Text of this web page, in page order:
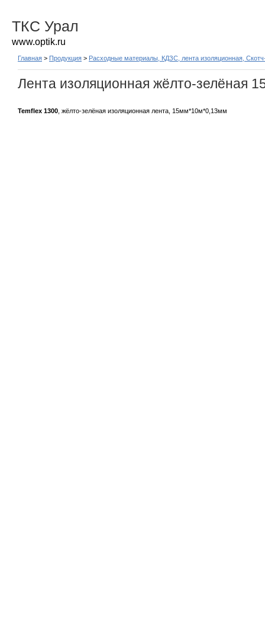
ТКС Урал
www.optik.ru
Главная > Продукция > Расходные материалы, КДЗС, лента изоляционная,
Лента изоляционная жёлто-зелёная
Temflex 1300 , жёлто-зелёная изоляционная лента, 15мм*10м*0,13мм